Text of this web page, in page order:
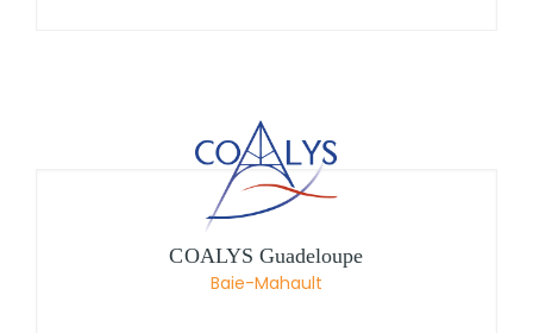
COALYS Guadeloupe
Baie-Mahault